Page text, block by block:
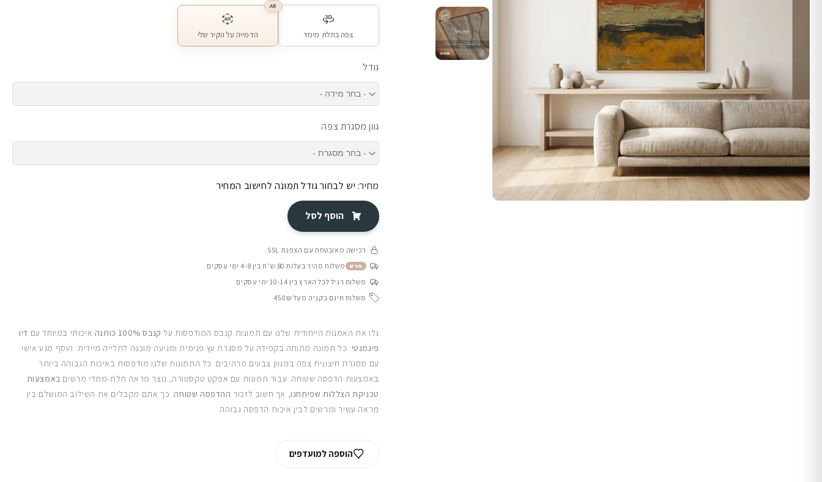
צפה בתלת מימד
AR
הדמייה על הקיר שלי
גודל
גוון מסגרת צפה
מחיר: יש לבחור גודל תמונה לחישוב המחיר
הוסף לסל
רכישה מאובטחת עם הצפנת SSL
חדש משלוח מהיר בעלות 80 ש״ח בין 4-8 ימי עסקים
משלוח רגיל לכל הארץ בין 10-14 ימי עסקים
משלוח חינם בקניה מעל 450₪
גלו את האמנות הייחודית שלנו עם תמונות קנבס המודפסות על קנבס 100% כותנה איכותי במיוחד עם דיו
פיגמנטי. כל תמונה מתוחה בקפידה על מסגרת עץ פנימית ומגיעה מוכנה לתלייה מיידית. הוסף מגע אישי
עם מסגרת חיצונית צפה במגוון צבעים מרהיבים. כל התמונות שלנו מודפסות באיכות הגבוהה ביותר
באמצעות הדפסה שטוחה. עבור תמונות עם אפקט טקסטורה, נוצר מראה תלת-ממדי מרשים באמצעות
טכניקת הצללות שפיתחנו, אך חשוב לזכור ההדפסה שטוחה. כך אתם מקבלים את השילוב המושלם בין
מראה עשיר ומרשים לבין איכות הדפסה גבוהה.
הוספה למועדפים